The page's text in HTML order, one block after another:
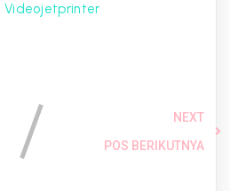
Videojetprinter
NEXT
POS BERIKUTNYA